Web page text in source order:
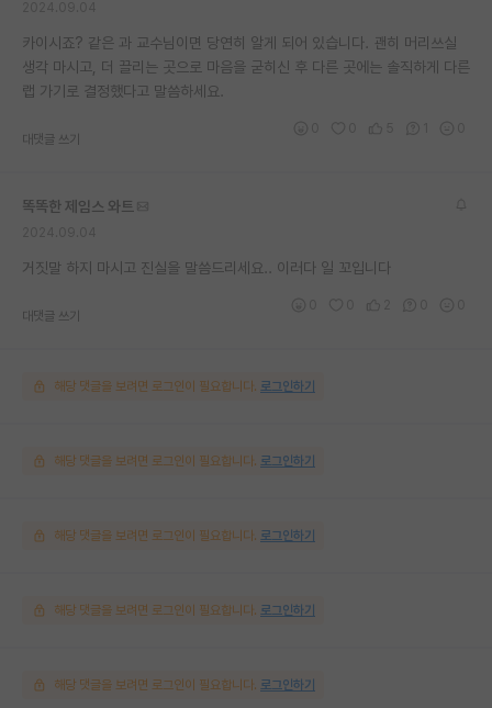
카이시죠? 같은 과 교수님이면 당연히 알게 되어 있습니다. 괜히 머리쓰실
생각 마시고, 더 끌리는 곳으로 마음을 굳히신 후 다른 곳에는 솔직하게 다른
랩 가기로 결정했다고 말씀하세요.
대댓글 쓰기
똑똑한 제임스 와트
거짓말 하지 마시고 진실을 말씀드리세요.. 이러다 일 꼬입니다
대댓글 쓰기
해당 댓글을 보려면 로그인이 필요합니다. 로그인하기
해당 댓글을 보려면 로그인이 필요합니다. 로그인하기
해당 댓글을 보려면 로그인이 필요합니다. 로그인하기
해당 댓글을 보려면 로그인이 필요합니다. 로그인하기
해당 댓글을 보려면 로그인이 필요합니다. 로그인하기